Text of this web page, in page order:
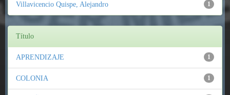
1
Villavicencio Quispe, Alejandro
Título
1
APRENDIZAJE
1
COLONIA